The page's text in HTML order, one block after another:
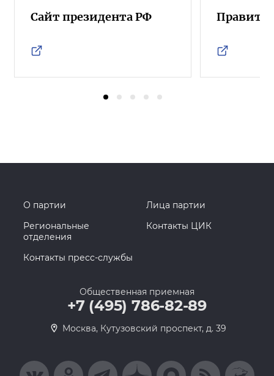
Сайт президента РФ
О партии
Лица партии
Региональные
отделения
Контакты ЦИК
Контакты пресс-службы
Общественная приемная
+7 (495) 786-82-89
Москва, Кутузовский проспект, д. 39